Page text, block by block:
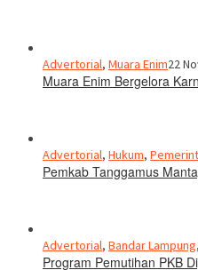
Advertorial, Muara Enim22
Muara Enim Bergelora
Advertorial, Hukum,
Pemkab Tanggamus
Advertorial, Bandar Lampung,
Program Pemutihan PKB